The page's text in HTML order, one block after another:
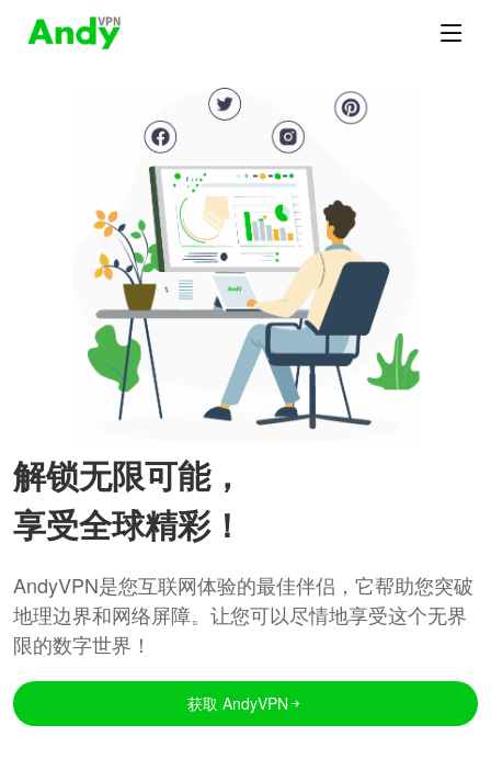
解锁无限可能，
享受全球精彩！
AndyVPN是您互联网体验的最佳伴侣，它帮助您突破
地理边界和网络屏障。让您可以尽情地享受这个无界
限的数字世界！
获取 AndyVPN